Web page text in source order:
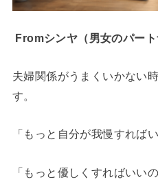
Fromシンヤ（男女のパート
夫婦関係がうまくいかない
す。
「もっと自分が我慢すれば
「もっと優しくすればいいの